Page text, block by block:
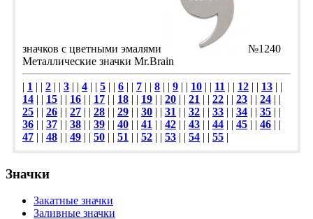
значков с цветными эмалями
№1240
Металлические значки Mr.Brain
| 1 | | 2 | | 3 | | 4 | | 5 | | 6 | | 7 | | 8 | | 9 | | 10 | | 11 | | 12 | | 13 | |
14 | | 15 | | 16 | | 17 | | 18 | | 19 | | 20 | | 21 | | 22 | | 23 | | 24 | |
25 | | 26 | | 27 | | 28 | | 29 | | 30 | | 31 | | 32 | | 33 | | 34 | | 35 | |
36 | | 37 | | 38 | | 39 | | 40 | | 41 | | 42 | | 43 | | 44 | | 45 | | 46 | |
47 | | 48 | | 49 | | 50 | | 51 | | 52 | | 53 | | 54 | | 55 |
Значки
Закатные значки
Заливные значки